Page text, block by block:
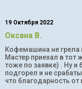
19 Октября 2022
Оксана В.
Кофемашина не грела
Мастер приехал в тот
тоже по заявке) . Ну и
подгорел и не
что благодарность от